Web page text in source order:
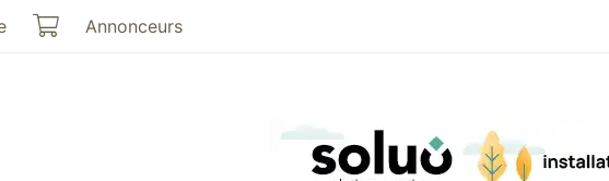
Mon panier
Annonceurs